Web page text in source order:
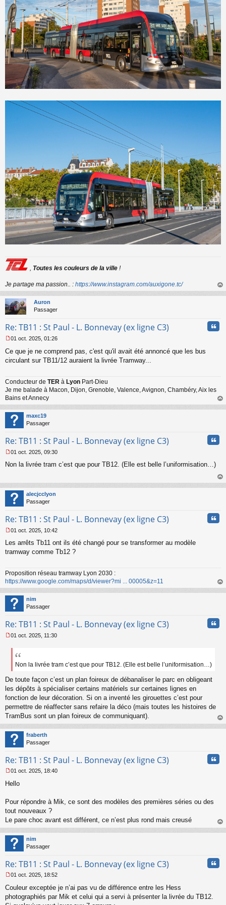
, Toutes les couleurs de la ville !
Je partage ma passion.. : https://www.instagram.com/auxigone.tc/
au
Auron
Passager
Re: TB11 : St Paul - L. Bonnevay (ex ligne C3)
e
s
g
e
n
o
n
l
u
01 oct. 2025, 01:26
Ce que je ne comprend pas, c'est qu'il avait été annoncé que les bus
circulant sur TB11/12 auraient la livrée Tramway...
Conducteur de TER à Lyon Part-Dieu
Je me balade à Macon, Dijon, Grenoble, Valence, Avignon, Chambéry, Aix les
Bains et Annecy
au
maxc19
Passager
Re: TB11 : St Paul - L. Bonnevay (ex ligne C3)
e
a
g
e
o
l
u
01 oct. 2025, 09:30
Non la livrée tram c’est que pour TB12. (Elle est belle l’uniformisation…)
au
alecjcclyon
Passager
Re: TB11 : St Paul - L. Bonnevay (ex ligne C3)
e
s
g
e
n
o
n
l
01 oct. 2025, 10:42
Les arrêts Tb11 ont ils été changé pour se transformer au modèle
tramway comme Tb12 ?
Proposition réseau tramway Lyon 2030 :
https://www.google.com/maps/d/viewer?mi ... 00005&z=11
au
nim
Passager
Re: TB11 : St Paul - L. Bonnevay (ex ligne C3)
e
a
g
e
o
n
l
u
01 oct. 2025, 11:30
Non la livrée tram c’est que pour TB12. (Elle est belle l’uniformisation…)
De toute façon c’est un plan foireux de débanaliser le parc en obligeant
les dépôts à spécialiser certains matériels sur certaines lignes en
fonction de leur décoration. Si on a inventé les girouettes c’est pour
permettre de réaffecter sans refaire la déco (mais toutes les histoires de
TramBus sont un plan foireux de communiquant).
au
fraberth
Passager
Re: TB11 : St Paul - L. Bonnevay (ex ligne C3)
e
g
e
n
o
n
l
01 oct. 2025, 18:40
Hello
Pour répondre à Mik, ce sont des modèles des premières séries ou des
tout nouveaux ?
Le pare choc avant est différent, ce n’est plus rond mais creusé
au
nim
Passager
Re: TB11 : St Paul - L. Bonnevay (ex ligne C3)
e
s
01 oct. 2025, 18:52
Couleur exceptée je n’ai pas vu de différence entre les Hess
photographiés par Mik et celui qui a servi à présenter la livrée du TB12.